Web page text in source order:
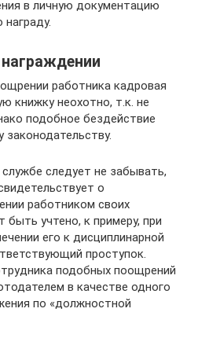
в личную документацию
работника кадровая
книжку неохотно, т.к. не
подобное бездействие
следует не забывать,
о
работником своих
учтено, к примеру, при
его к дисциплинарной
проступок.
подобных поощрений
в качестве одного
по «должностной